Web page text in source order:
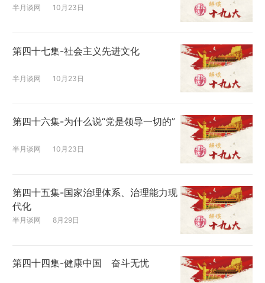
半月谈网 10月23日
第四十七集-社会主义先进文化
半月谈网 10月23日
第四十六集-为什么说“党是领导一切的”
半月谈网 10月23日
第四十五集-国家治理体系、治理能力现
代化
半月谈网 8月29日
第四十四集-健康中国 奋斗无忧